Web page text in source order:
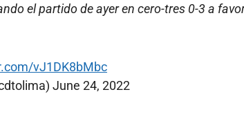
el partido de ayer en cero-tres 0-3 a
vJ1DK8bMbc
June 24, 2022